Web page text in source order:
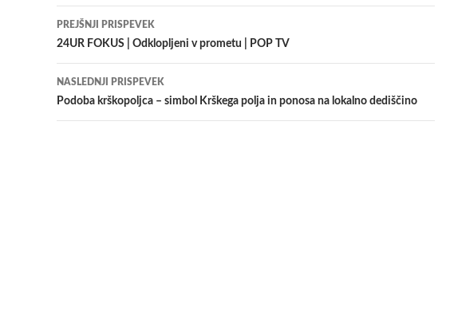
Krmarjenje
po
prispevkih
PREJŠNJI PRISPEVEK
24UR FOKUS | Odklopljeni v prometu | POP TV
NASLEDNJI PRISPEVEK
​Podoba krškopoljca – simbol Krškega polja in ponosa na lokalno dediščino